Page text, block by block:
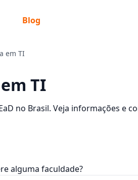
Blog
em TI
TI
no Brasil. Veja informações e
alguma faculdade?